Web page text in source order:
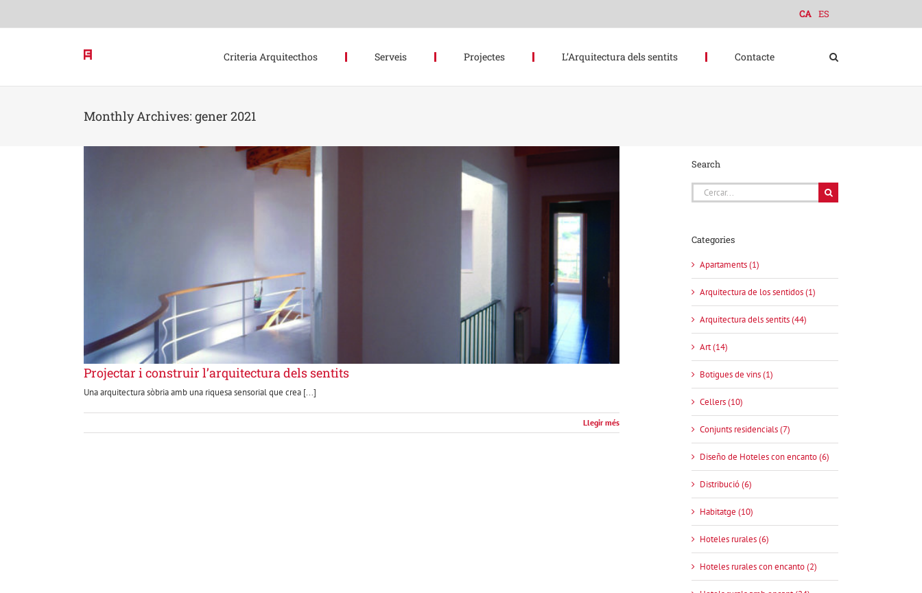
content
CA ES
Criteria Arquitecthos Serveis Projectes L’Arquitectura dels sentits Contacte
Monthly Archives: gener 2021
Projectar i construir l’arquitectura dels sentits
Una arquitectura sòbria amb una riquesa sensorial que crea [...]
Llegir més
Search
Cerca
…
Categories
Apartaments (1)
Arquitectura de los sentidos (1)
Arquitectura dels sentits (44)
Art (14)
Botigues de vins (1)
Cellers (10)
Conjunts residencials (7)
Diseño de Hoteles con encanto (6)
Distribució (6)
Habitatge (10)
Hoteles rurales (6)
Hoteles rurales con encanto (2)